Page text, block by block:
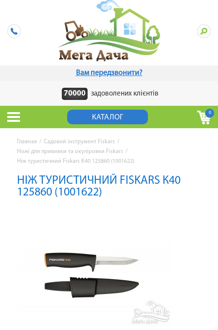
Вам передзвонити?
70000 задоволених клієнтів
КАТАЛОГ
0
Главная / Садовий інструмент Fiskars /
Ножі для прививки та окуліровки Fiskars /
Ніж туристичний Fiskars К40 125860 (1001622)
НІЖ ТУРИСТИЧНИЙ FISKARS К40
125860 (1001622)